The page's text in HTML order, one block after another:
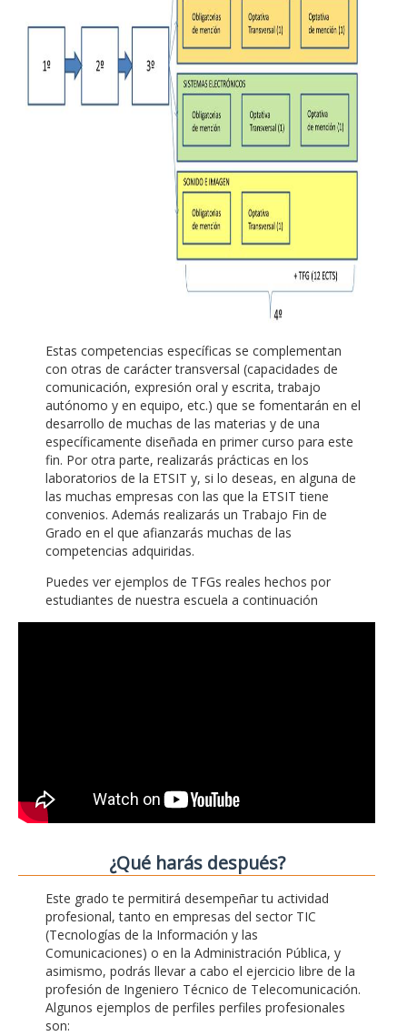
Estas competencias específicas se complementan
con otras de carácter transversal (capacidades de
comunicación, expresión oral y escrita, trabajo
autónomo y en equipo, etc.) que se fomentarán en el
desarrollo de muchas de las materias y de una
específicamente diseñada en primer curso para este
fin. Por otra parte, realizarás prácticas en los
laboratorios de la ETSIT y, si lo deseas, en alguna de
las muchas empresas con las que la ETSIT tiene
convenios. Además realizarás un Trabajo Fin de
Grado en el que afianzarás muchas de las
competencias adquiridas.
Puedes ver ejemplos de TFGs reales hechos por
estudiantes de nuestra escuela a continuación
¿Qué harás después?
Este grado te permitirá desempeñar tu actividad
profesional, tanto en empresas del sector TIC
(Tecnologías de la Información y las
Comunicaciones) o en la Administración Pública, y
asimismo, podrás llevar a cabo el ejercicio libre de la
profesión de Ingeniero Técnico de Telecomunicación.
Algunos ejemplos de perfiles perfiles profesionales
son: